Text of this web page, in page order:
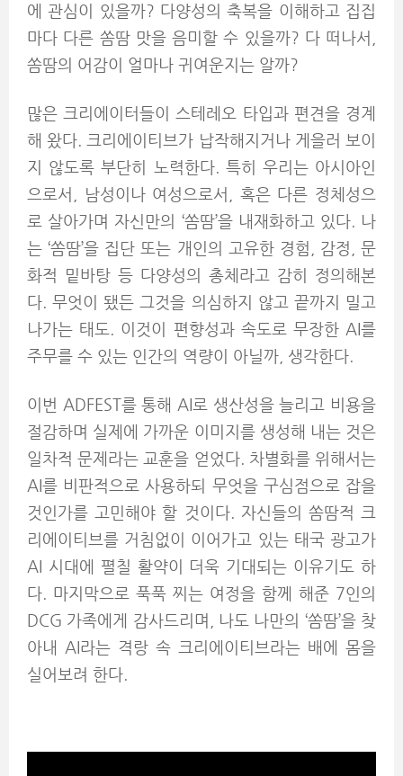
에 관심이 있을까? 다양성의 축복을 이해하고 집집
마다 다른 쏨땀 맛을 음미할 수 있을까? 다 떠나서,
쏨땀의 어감이 얼마나 귀여운지는 알까?
많은 크리에이터들이 스테레오 타입과 편견을 경계
해 왔다. 크리에이티브가 납작해지거나 게을러 보이
지 않도록 부단히 노력한다. 특히 우리는 아시아인
으로서, 남성이나 여성으로서, 혹은 다른 정체성으
로 살아가며 자신만의 ‘쏨땀’을 내재화하고 있다. 나
는 ‘쏨땀’을 집단 또는 개인의 고유한 경험, 감정, 문
화적 밑바탕 등 다양성의 총체라고 감히 정의해본
다. 무엇이 됐든 그것을 의심하지 않고 끝까지 밀고
나가는 태도. 이것이 편향성과 속도로 무장한 AI를
주무를 수 있는 인간의 역량이 아닐까, 생각한다.
이번 ADFEST를 통해 AI로 생산성을 늘리고 비용을
절감하며 실제에 가까운 이미지를 생성해 내는 것은
일차적 문제라는 교훈을 얻었다. 차별화를 위해서는
AI를 비판적으로 사용하되 무엇을 구심점으로 잡을
것인가를 고민해야 할 것이다. 자신들의 쏨땀적 크
리에이티브를 거침없이 이어가고 있는 태국 광고가
AI 시대에 펼칠 활약이 더욱 기대되는 이유기도 하
다. 마지막으로 푹푹 찌는 여정을 함께 해준 7인의
DCG 가족에게 감사드리며, 나도 나만의 ‘쏨땀’을 찾
아내 AI라는 격랑 속 크리에이티브라는 배에 몸을
실어보려 한다.